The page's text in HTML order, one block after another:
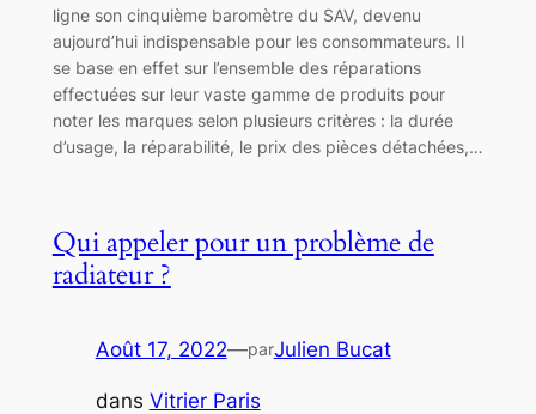
ligne son cinquième baromètre du SAV, devenu
aujourd’hui indispensable pour les consommateurs. Il
se base en effet sur l’ensemble des réparations
effectuées sur leur vaste gamme de produits pour
noter les marques selon plusieurs critères : la durée
d’usage, la réparabilité, le prix des pièces détachées,…
Qui appeler pour un problème de
radiateur ?
Août 17, 2022—parJulien Bucat
dans Vitrier Paris